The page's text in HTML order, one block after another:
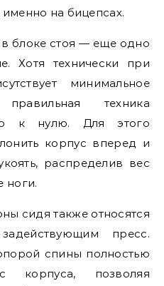
на бицепсах.
блоке стоя — еще одно
Хотя технически при
минимальное
техника
к нулю. Для этого
корпус вперед и
распределив вес
ноги.
сидя также относятся
пресс.
спины полностью
корпуса, позволяя